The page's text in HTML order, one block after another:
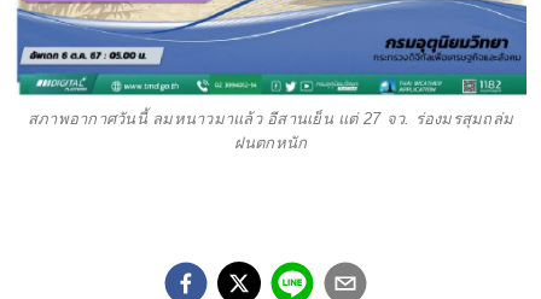
สภาพอากาศวันนี้ ลมหนาวมาแล้ว อีสานเย็น แต่ 27 จว. ร่องมรสุมถล่ม
ฝนตกหนัก